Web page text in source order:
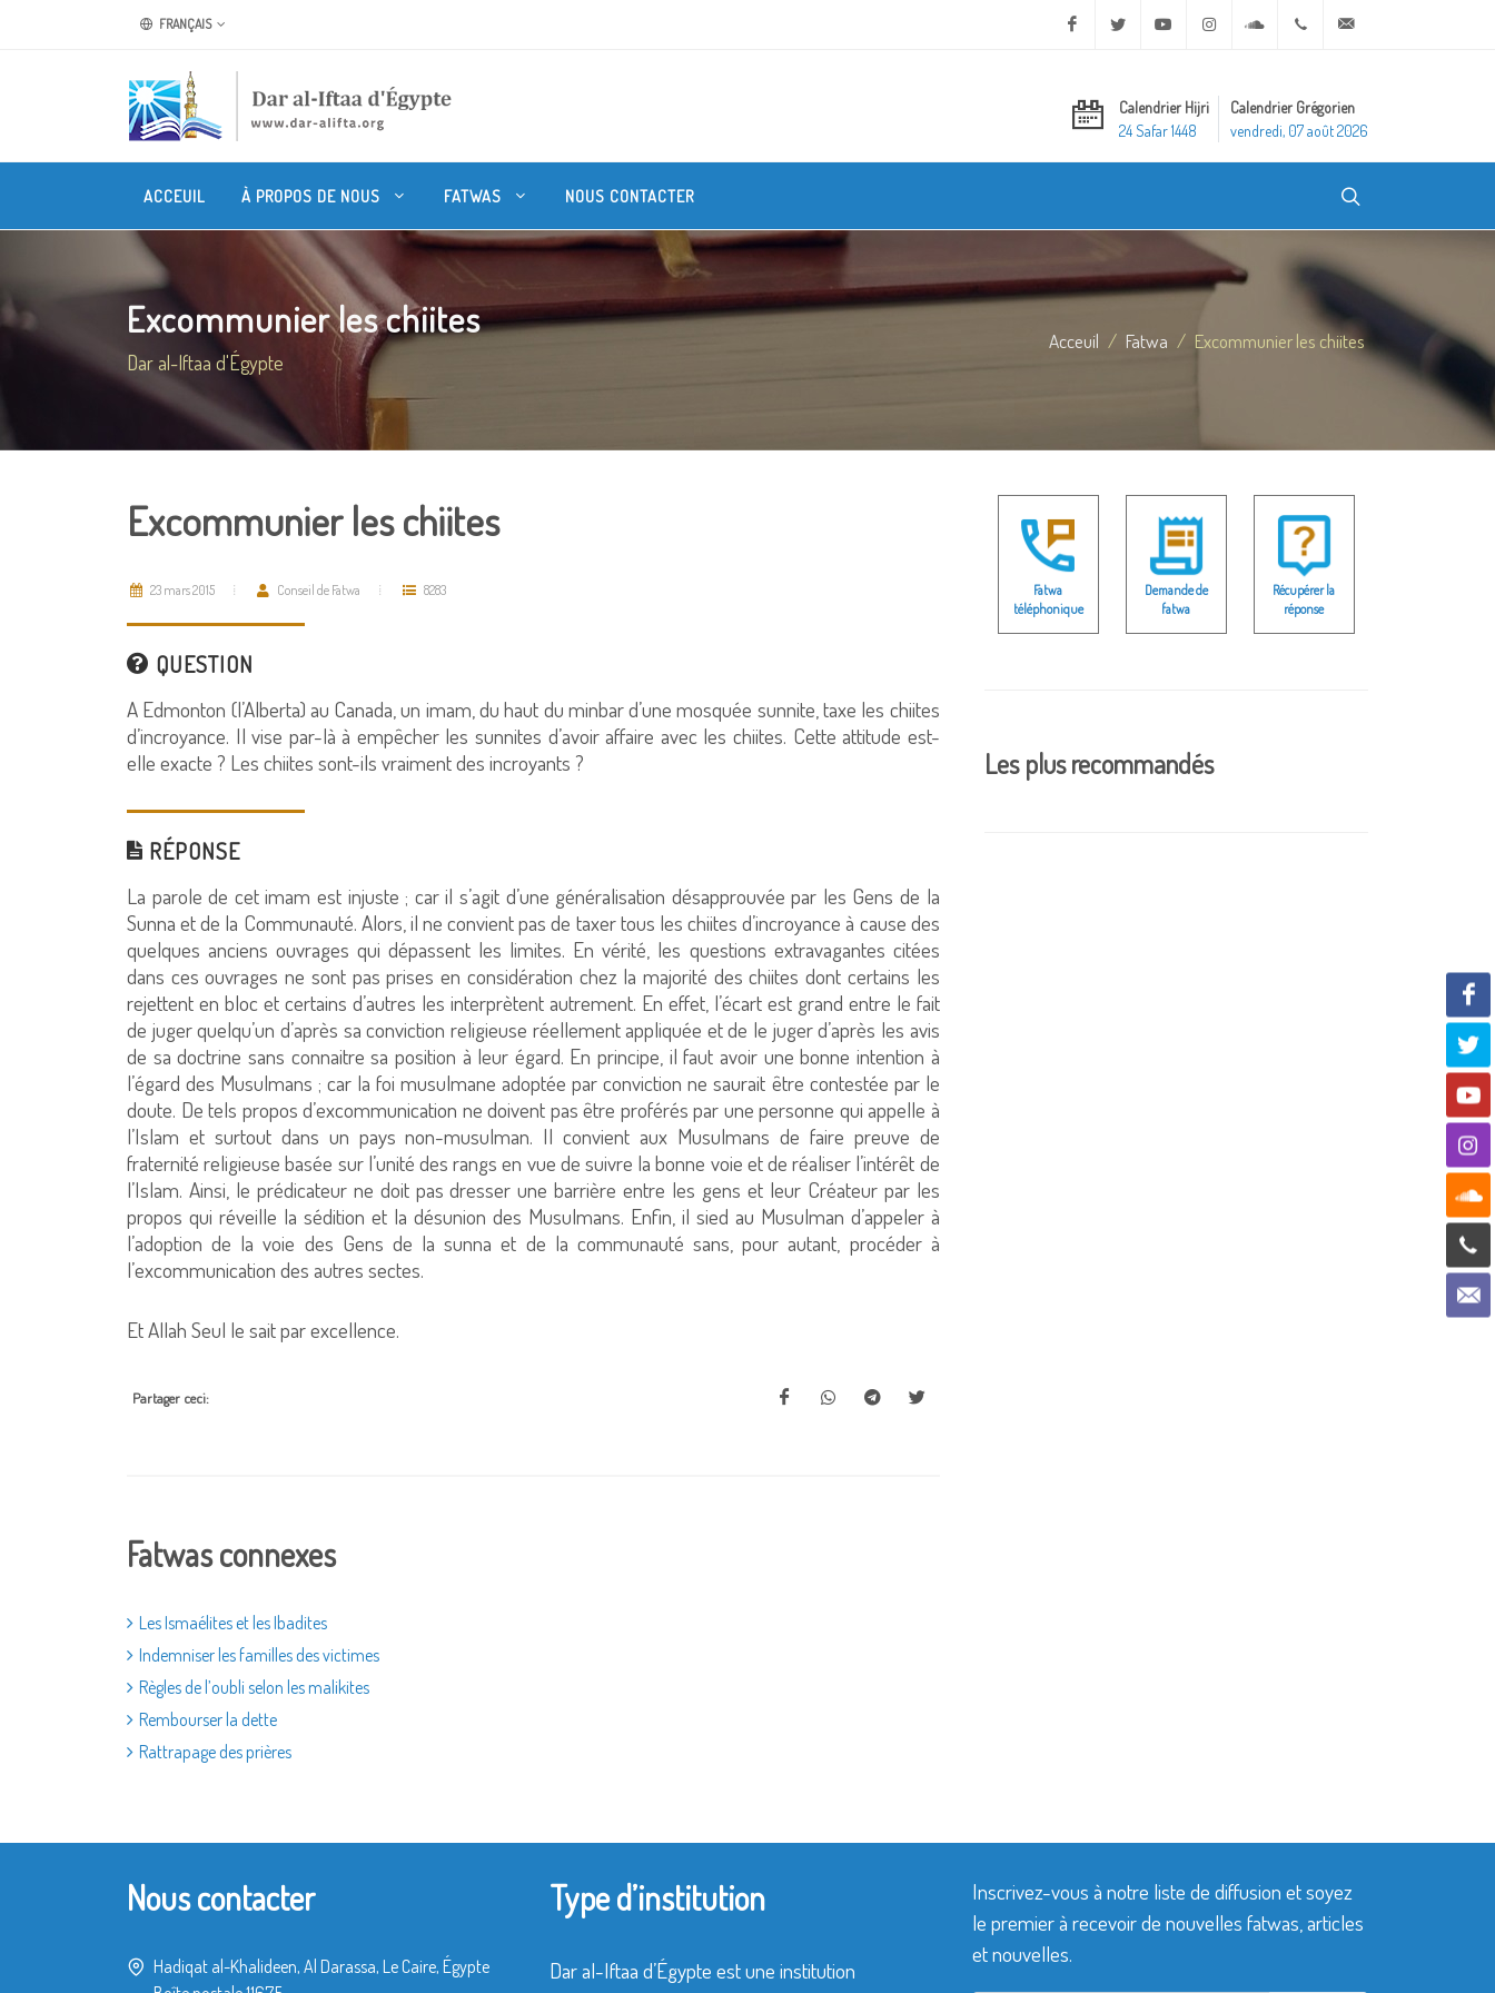
FRANÇAIS Facebook Twitter Youtube Instagram Soundcloud+20 2 25970400
Calendrier Hijri
24 Safar 1448
Calendrier Grégorien
vendredi, 07 août 2026
ACCEUIL À PROPOS DE NOUS FATWAS NOUS CONTACTER
Excommunier les chiites
Dar al-Iftaa d'Égypte
Acceuil Fatwa Excommunier les chiites
Excommunier les chiites
23 mars 2015 Conseil de Fatwa 8283
QUESTION
A Edmonton (l’Alberta) au Canada, un imam, du haut du minbar d’une mosquée sunnite, taxe les chiites
d’incroyance. Il vise par-là à empêcher les sunnites d’avoir affaire avec les chiites. Cette attitude est-
elle exacte ? Les chiites sont-ils vraiment des incroyants ?
RÉPONSE
La parole de cet imam est injuste ; car il s’agit d’une généralisation désapprouvée par les Gens de la
Sunna et de la Communauté. Alors, il ne convient pas de taxer tous les chiites d’incroyance à cause des
quelques anciens ouvrages qui dépassent les limites. En vérité, les questions extravagantes citées
dans ces ouvrages ne sont pas prises en considération chez la majorité des chiites dont certains les
rejettent en bloc et certains d’autres les interprètent autrement. En effet, l’écart est grand entre le fait
de juger quelqu’un d’après sa conviction religieuse réellement appliquée et de le juger d’après les avis
de sa doctrine sans connaitre sa position à leur égard. En principe, il faut avoir une bonne intention à
l’égard des Musulmans ; car la foi musulmane adoptée par conviction ne saurait être contestée par le
doute. De tels propos d’excommunication ne doivent pas être proférés par une personne qui appelle à
l’Islam et surtout dans un pays non-musulman. Il convient aux Musulmans de faire preuve de
fraternité religieuse basée sur l’unité des rangs en vue de suivre la bonne voie et de réaliser l’intérêt de
l’Islam. Ainsi, le prédicateur ne doit pas dresser une barrière entre les gens et leur Créateur par les
propos qui réveille la sédition et la désunion des Musulmans. Enfin, il sied au Musulman d’appeler à
l’adoption de la voie des Gens de la sunna et de la communauté sans, pour autant, procéder à
l’excommunication des autres sectes.
Et Allah Seul le sait par excellence.
Partager ceci:
Fatwas connexes
Les Ismaélites et les Ibadites
Indemniser les familles des victimes
Règles de l’oubli selon les malikites
Rembourser la dette
Rattrapage des prières
Fatwa
téléphonique
Demande de
fatwa
Récupérer la
réponse
Les plus recommandés
Nous contacter
Hadiqat al-Khalideen, Al Darassa, Le Caire, Égypte
Type d’institution
Dar al-Iftaa d’Égypte est une institution
Inscrivez-vous à notre liste de diffusion et soyez
le premier à recevoir de nouvelles fatwas, articles
et nouvelles.